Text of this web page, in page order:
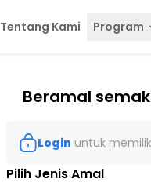
Tentang Kami Program
Beramal
Login untuk
Pilih Jenis Amal